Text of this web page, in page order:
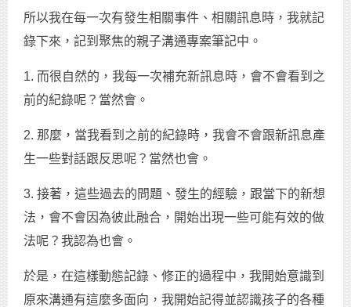
所以我在每一次有發生相關事件、相關訊息時，我就記
錄下來，記到聚焦的親子溝通專案筆記中。
1. 而很自然的，我每一次補充新訊息時，會不會看到之
前的紀錄呢？當然會。
2. 那麼，當我看到之前的紀錄時，我會不會跟新訊息產
生一些對話跟反思呢？當然也會。
3. 接著，這些過去的問題、發生的經驗，跟當下的新想
法，會不會因為彼此融合，開始出現一些可能有效的做
法呢？我認為也會。
於是，在這樣動態記錄、修正的過程中，我開始意識到
原來溝通有這麼多面向，我開始記得並認識孩子的各種